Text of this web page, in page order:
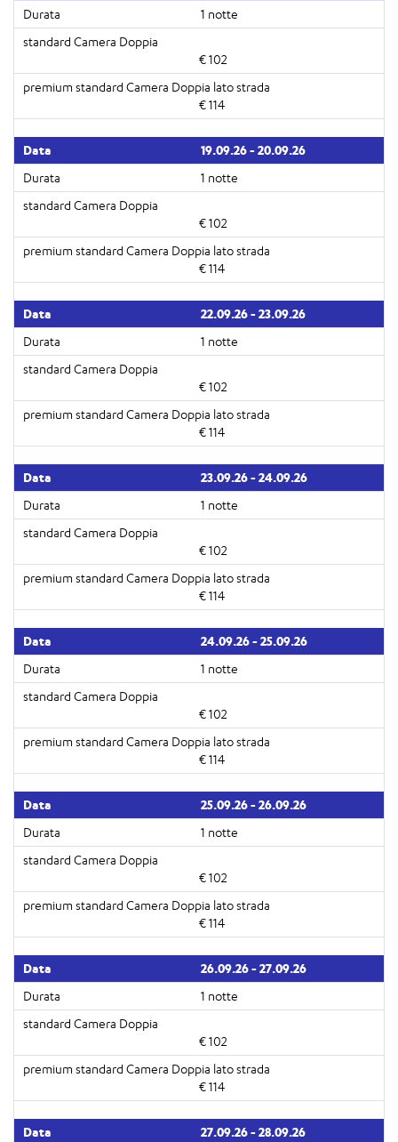
1 notte
€ 102
€ 114
19.09.26 - 20.09.26
1 notte
€ 102
€ 114
22.09.26 - 23.09.26
1 notte
€ 102
€ 114
23.09.26 - 24.09.26
1 notte
€ 102
€ 114
24.09.26 - 25.09.26
1 notte
€ 102
€ 114
25.09.26 - 26.09.26
1 notte
€ 102
€ 114
26.09.26 - 27.09.26
1 notte
€ 102
€ 114
27.09.26 - 28.09.26